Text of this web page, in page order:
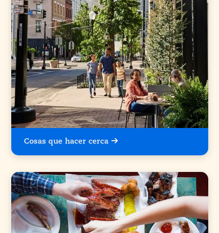
Cosas que hacer cerca